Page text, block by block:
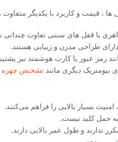
قیمت و کاربرد با یکدیگر متفاوت
با قفل ‌های سنتی تفاوت چندانی
طراحی مدرن و زیبایی هستند.
رمز عبور یا کارت هوشمند نیز
بیومتریک دیگری مانند تشخیص چهره
بسیار بالایی را فراهم می‌کنند.
حمل کلید نیست.
ندارند و طول عمر بالایی دارند.